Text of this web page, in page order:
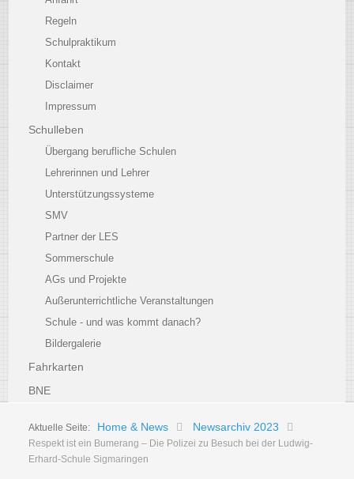
Regeln
Schulpraktikum
Kontakt
Disclaimer
Impressum
Schulleben
Übergang berufliche Schulen
Lehrerinnen und Lehrer
Unterstützungssysteme
SMV
Partner der LES
Sommerschule
AGs und Projekte
Außerunterrichtliche Veranstaltungen
Schule - und was kommt danach?
Bildergalerie
Fahrkarten
BNE
Aktuelle Seite: Home & News Newsarchiv 2023
Respekt ist ein Bumerang – Die Polizei zu Besuch bei der Ludwig-
Erhard-Schule Sigmaringen